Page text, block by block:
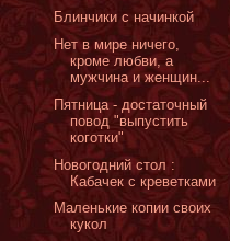
Блинчики с начинкой
Нет в мире ничего,
кроме любви, а
мужчина и женщин...
Пятница - достаточный
повод "выпустить
коготки"
Новогодний стол :
Кабачек с креветками
Маленькие копии своих
кукол